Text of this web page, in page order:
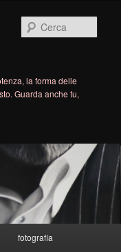
la forma delle
Guarda anche tu,
fotografia